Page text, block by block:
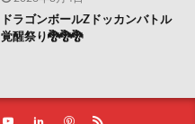
ドラゴンボールZドッカンバトル
覚醒祭り🐉🐉🐉